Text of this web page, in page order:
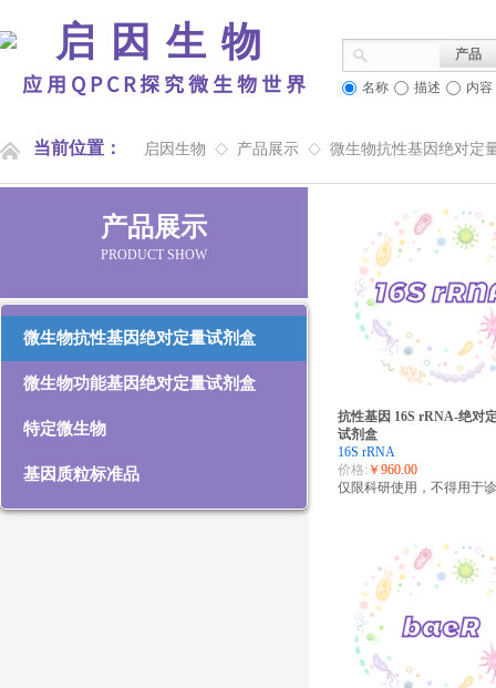
应用QPCR探究微生物世界
启因生物 产品
名称 描述 内容
当前位置： 启因生物 ◇ 产品展示 ◇ 微生物抗性基因绝对定
抗性基因 16S rRNA-绝对
试剂盒
16S rRNA
价格: ￥960.00
仅限科研使用，不得用于
产品展示
PRODUCT SHOW
微生物抗性基因绝对定量试剂盒
微生物功能基因绝对定量试剂盒
特定微生物
基因质粒标准品